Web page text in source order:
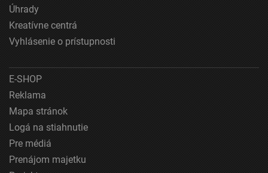
Úhrady
Kreatívne centrá
Vyhlásenie o prístupnosti
E-SHOP
Reklama
Mapa stránok
Logá na stiahnutie
Pre médiá
Prenájom majetku